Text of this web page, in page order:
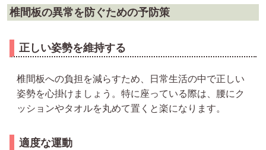
椎間板の異常を防ぐための予防策
正しい姿勢を維持する
椎間板への負担を減らすため、日常生活の中で正しい
姿勢を心掛けましょう。特に座っている際は、腰にク
ッションやタオルを丸めて置くと楽になります。
適度な運動